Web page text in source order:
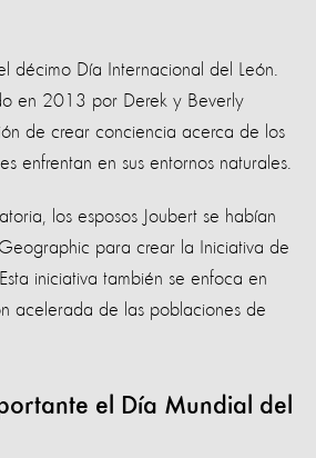
décimo Día Internacional del León.
en 2013 por Derek y Beverly
de crear conciencia acerca de los
enfrentan en sus entornos naturales.
los esposos Joubert se habían
para crear la Iniciativa de
iniciativa también se enfoca en
acelerada de las poblaciones de
el Día Mundial del